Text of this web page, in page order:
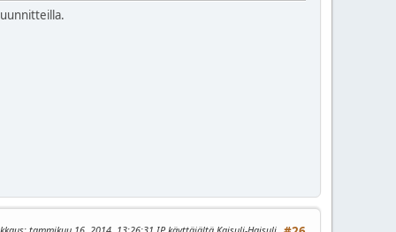
: tammikuu 16, 2014, 13:26:31 IP käyttäjältä Kaisuli-Haisuli